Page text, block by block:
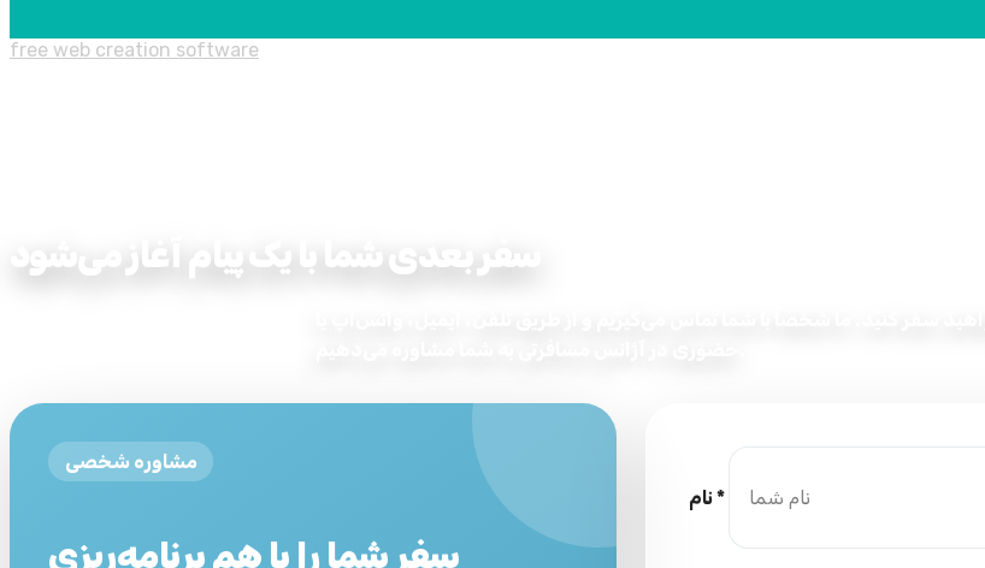
free web creation software
سفر بعدی شما با یک پیام آغاز می‌شود
مشاوره شخصی
سفر شما را با هم برنامه‌ریزی
نام *